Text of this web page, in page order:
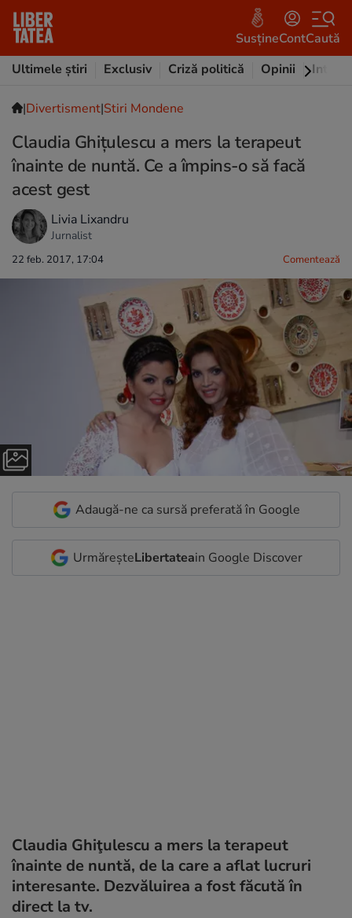
SusțineContCaută
Ultimele știri
Exclusiv Criză politică Opinii
|Divertisment|Stiri Mondene
Claudia Ghiţulescu a mers la terapeut
înainte de nuntă. Ce a împins-o să facă
acest gest
Livia Lixandru
Jurnalist
22 feb. 2017, 17:04 Comentează
Adaugă-ne ca sursă preferată în Google
UrmăreșteLibertateain Google Discover
Claudia Ghiţulescu a mers la terapeut
înainte de nuntă, de la care a aflat lucruri
interesante. Dezvăluirea a fost făcută în
direct la tv.